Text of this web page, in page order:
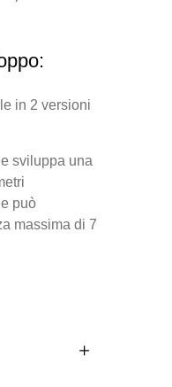
in 2 versioni
sviluppa una
può
massima di 7